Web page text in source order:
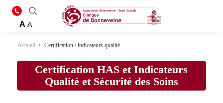
A A
Accueil > Certification / indicateurs qualité
Certification HAS et Indicateurs
Qualité et Sécurité des Soins